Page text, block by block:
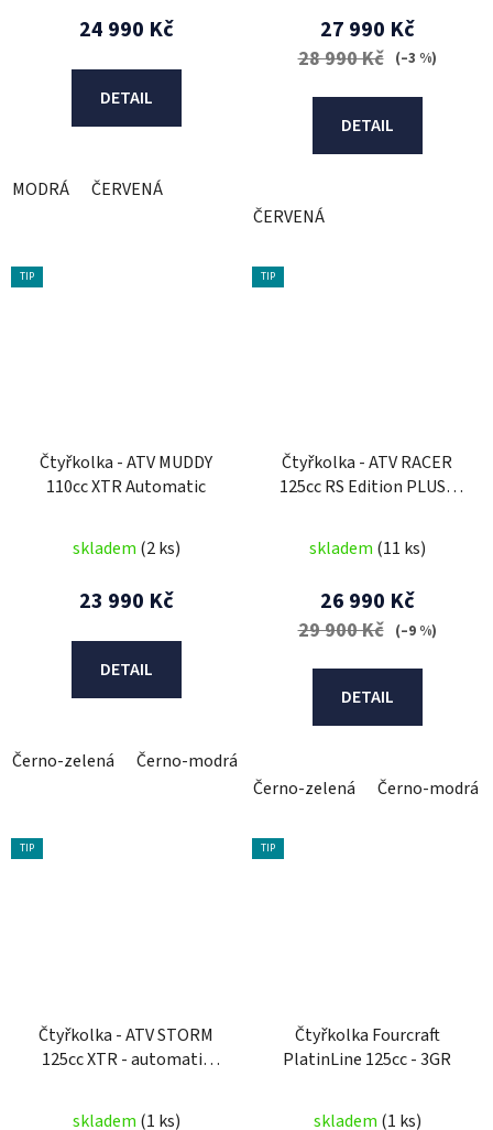
24 990 Kč
DETAIL
MODRÁ ČERVENÁ
27 990 Kč
28 990 Kč (–3 %)
DETAIL
ČERVENÁ
TIP
Čtyřkolka - ATV MUDDY
110cc XTR Automatic
skladem (2 ks)
23 990 Kč
DETAIL
Černo-zelená Černo-modrá
TIP
Čtyřkolka - ATV RACER
125cc RS Edition PLUS -
skladem (11 ks)
26 990 Kč
29 900 Kč (–9 %)
DETAIL
Černo-zelená Černo-modrá
TIP
Čtyřkolka - ATV STORM
125cc XTR - automatic
skladem (1 ks)
TIP
Čtyřkolka Fourcraft
PlatinLine 125cc - 3GR
skladem (1 ks)